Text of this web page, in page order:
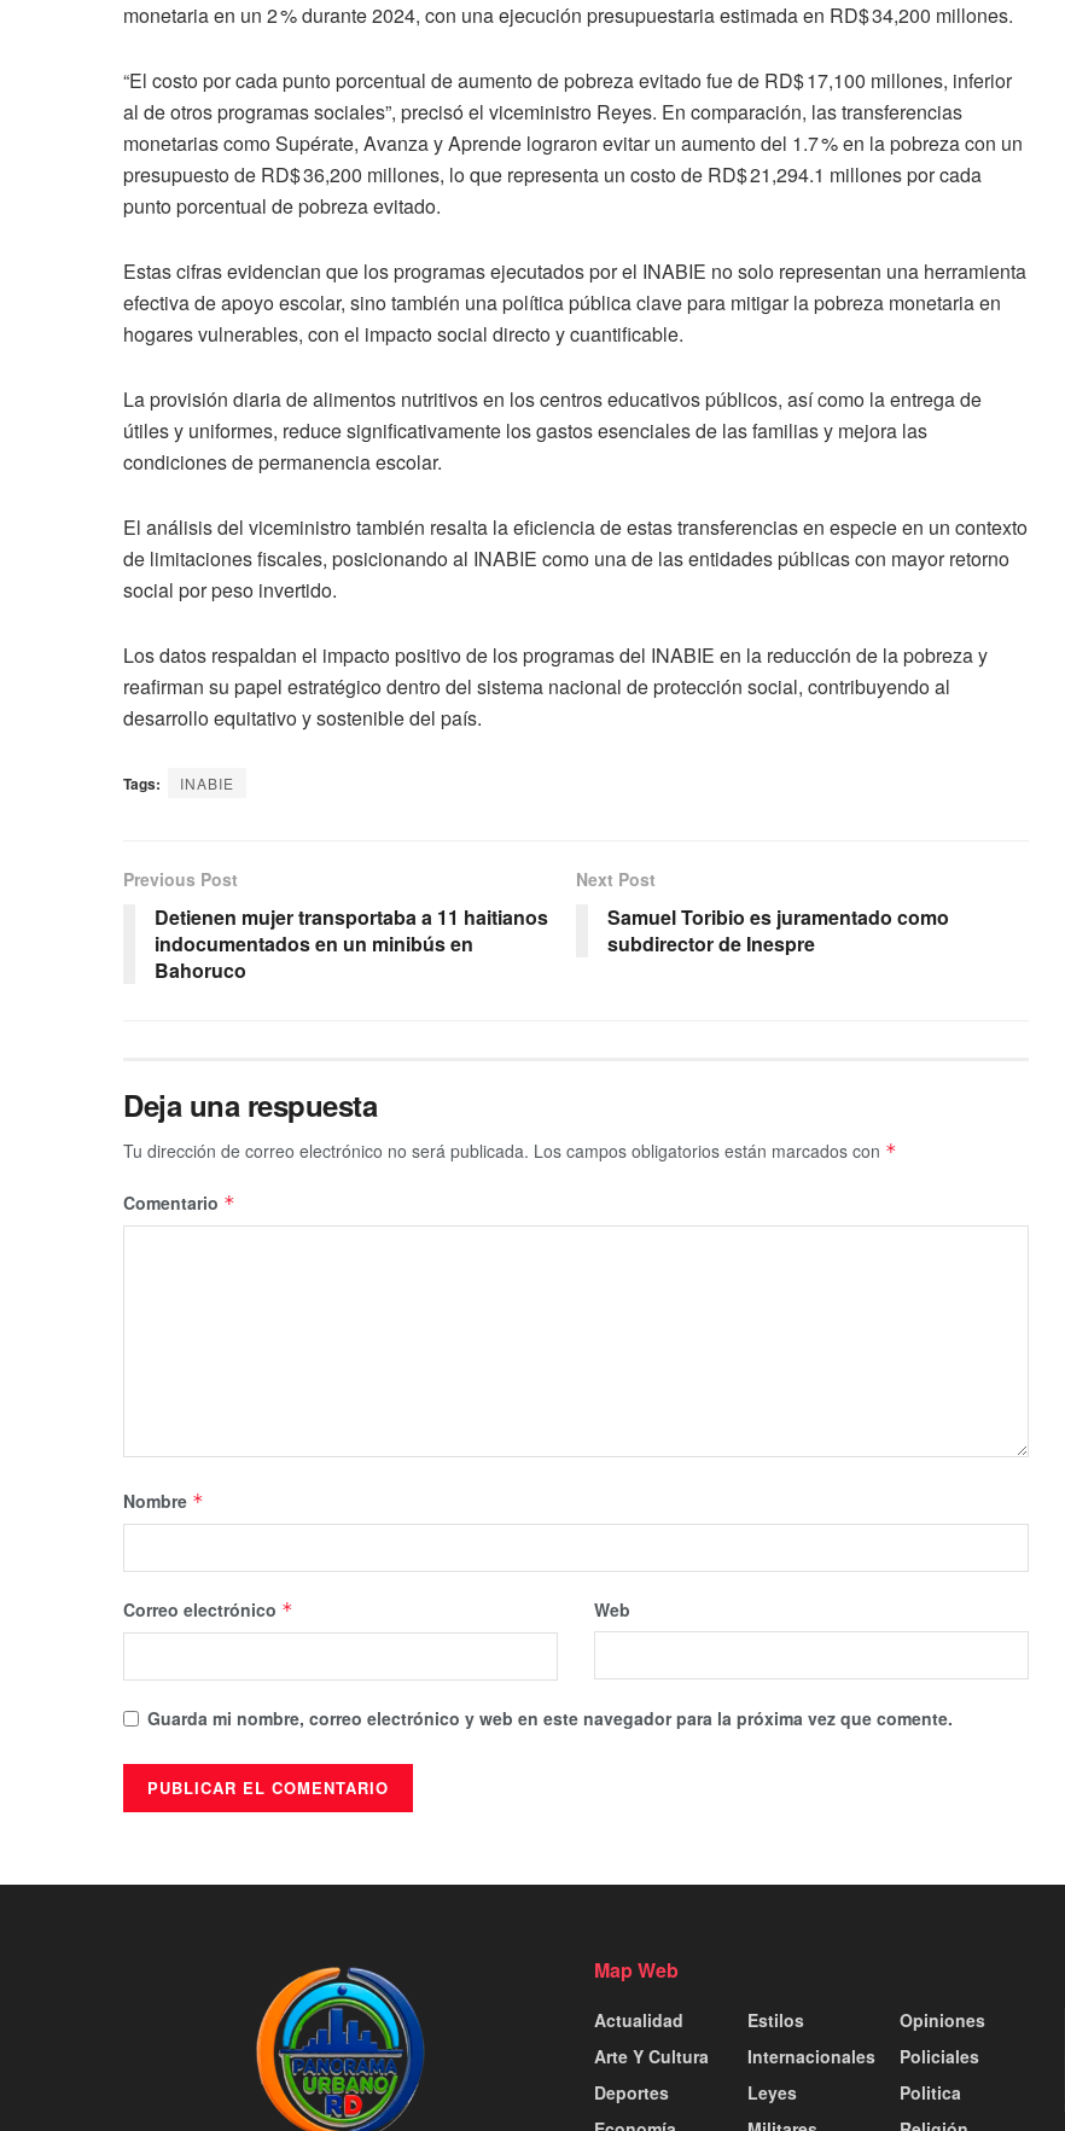
monetaria en un 2 % durante 2024, con una ejecución presupuestaria estimada en RD$ 34,200 millones.
“El costo por cada punto porcentual de aumento de pobreza evitado fue de RD$ 17,100 millones, inferior
al de otros programas sociales”, precisó el viceministro Reyes. En comparación, las transferencias
monetarias como Supérate, Avanza y Aprende lograron evitar un aumento del 1.7 % en la pobreza con un
presupuesto de RD$ 36,200 millones, lo que representa un costo de RD$ 21,294.1 millones por cada
punto porcentual de pobreza evitado.
Estas cifras evidencian que los programas ejecutados por el INABIE no solo representan una herramienta
efectiva de apoyo escolar, sino también una política pública clave para mitigar la pobreza monetaria en
hogares vulnerables, con el impacto social directo y cuantificable.
La provisión diaria de alimentos nutritivos en los centros educativos públicos, así como la entrega de
útiles y uniformes, reduce significativamente los gastos esenciales de las familias y mejora las
condiciones de permanencia escolar.
El análisis del viceministro también resalta la eficiencia de estas transferencias en especie en un contexto
de limitaciones fiscales, posicionando al INABIE como una de las entidades públicas con mayor retorno
social por peso invertido.
Los datos respaldan el impacto positivo de los programas del INABIE en la reducción de la pobreza y
reafirman su papel estratégico dentro del sistema nacional de protección social, contribuyendo al
desarrollo equitativo y sostenible del país.
Tags: INABIE
Previous Post
Detienen mujer transportaba a 11 haitianos
indocumentados en un minibús en
Bahoruco
Next Post
Samuel Toribio es juramentado como
subdirector de Inespre
Deja una respuesta
Tu dirección de correo electrónico no será publicada. Los campos obligatorios están marcados con *
Comentario *
Nombre *
Correo electrónico * Web
Guarda mi nombre, correo electrónico y web en este navegador para la próxima vez que comente.
Map Web
Actualidad
Arte Y Cultura
Deportes
Estilos
Internacionales
Leyes
Opiniones
Policiales
Politica